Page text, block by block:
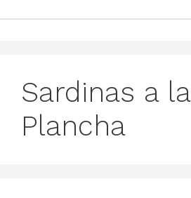
Sardinas a la
Plancha